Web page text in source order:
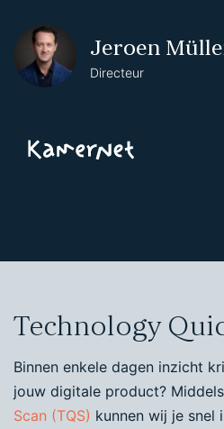
Jeroen
Directeur
Technology
Binnen enkele dagen inzicht
jouw digitale product?
Scan (TQS) kunnen wij je snel